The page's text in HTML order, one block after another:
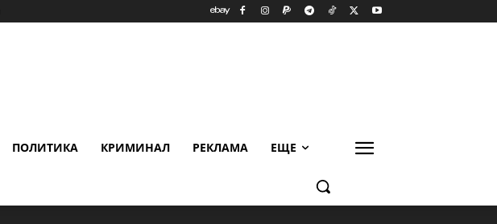
ПОЛИТИКА КРИМИНАЛ РЕКЛАМА ЕЩЕ